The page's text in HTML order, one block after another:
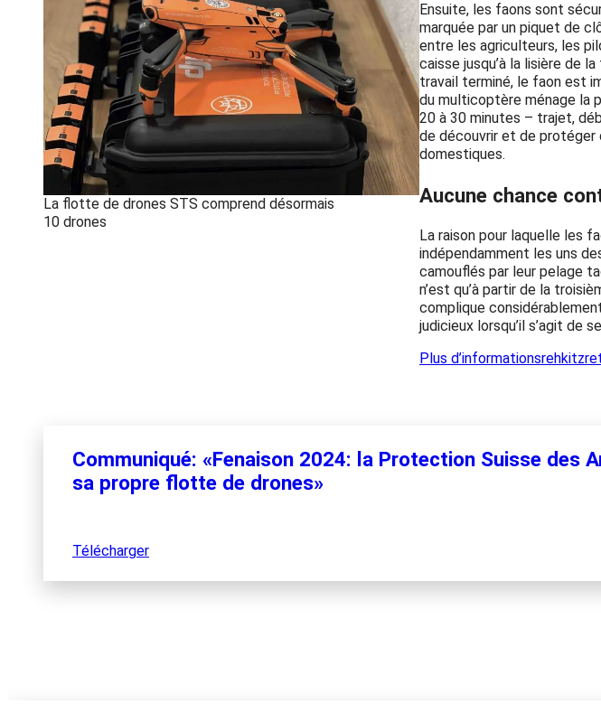
La flotte de drones STS comprend désormais
10 drones
Ensuite, les faons sont
marquée par un piquet de
entre les agriculteurs, les
caisse jusqu’à la lisière de
travail terminé, le faon est
du multicoptère ménage la
20 à 30 minutes – trajet,
de découvrir et de protéger
domestiques.
Aucune chance
La raison pour laquelle les
indépendamment les uns
camouflés par leur pelage
n’est qu’à partir de la
complique
judicieux lorsqu’il s’agit de
Plus d’informations
Communiqué: «Fenaison 2024: la Protection Suisse des
sa propre flotte de drones»
Télécharger